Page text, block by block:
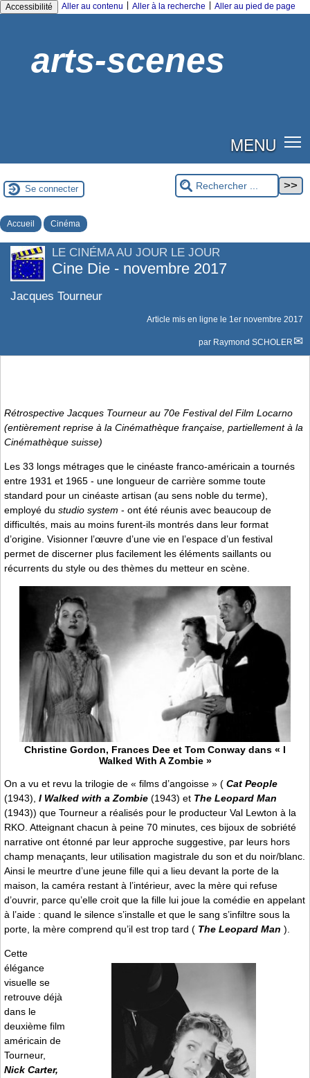
Accessibilité Aller au contenu Aller à la recherche Aller au pied de page
arts-scenes
MENU
Se connecter
Accueil Cinéma
LE CINÉMA AU JOUR LE JOUR
Cine Die - novembre 2017
Jacques Tourneur
Article mis en ligne le 1er novembre 2017
par Raymond SCHOLER
Rétrospective Jacques Tourneur au 70e Festival del Film Locarno
(entièrement reprise à la Cinémathèque française, partiellement à la
Cinémathèque suisse)
Les 33 longs métrages que le cinéaste franco-américain a tournés
entre 1931 et 1965 - une longueur de carrière somme toute
standard pour un cinéaste artisan (au sens noble du terme),
employé du studio system - ont été réunis avec beaucoup de
difficultés, mais au moins furent-ils montrés dans leur format
d’origine. Visionner l’œuvre d’une vie en l’espace d’un festival
permet de discerner plus facilement les éléments saillants ou
récurrents du style ou des thèmes du metteur en scène.
Christine Gordon, Frances Dee et Tom Conway dans « I
Walked With A Zombie »
On a vu et revu la trilogie de « films d’angoisse » ( Cat People
(1943), I Walked with a Zombie (1943) et The Leopard Man
(1943)) que Tourneur a réalisés pour le producteur Val Lewton à la
RKO. Atteignant chacun à peine 70 minutes, ces bijoux de sobriété
narrative ont étonné par leur approche suggestive, par leurs hors
champ menaçants, leur utilisation magistrale du son et du noir/blanc.
Ainsi le meurtre d’une jeune fille qui a lieu devant la porte de la
maison, la caméra restant à l’intérieur, avec la mère qui refuse
d’ouvrir, parce qu’elle croit que la fille lui joue la comédie en appelant
à l’aide : quand le silence s’installe et que le sang s’infiltre sous la
porte, la mère comprend qu’il est trop tard ( The Leopard Man ).
Cette
élégance
visuelle se
retrouve déjà
dans le
deuxième film
américain de
Tourneur,
Nick Carter,